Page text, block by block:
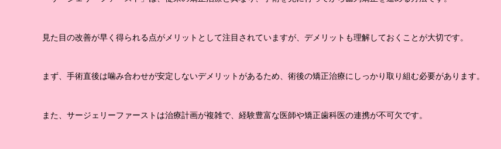
見た目の改善が早く得られる点がメリットとして注目されていますが、デメリットも理解しておくことが大切です。
まず、手術直後は噛み合わせが安定しないデメリットがあるため、術後の矯正治療にしっかり取り組む必要があります。
また、サージェリーファーストは治療計画が複雑で、経験豊富な医師や矯正歯科医の連携が不可欠です。